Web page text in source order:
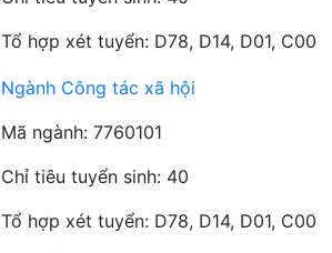
Tổ hợp xét tuyển: D78, D14, D01, C00
Ngành Công tác xã hội
Mã ngành: 7760101
Chỉ tiêu tuyển sinh: 40
Tổ hợp xét tuyển: D78, D14, D01, C00